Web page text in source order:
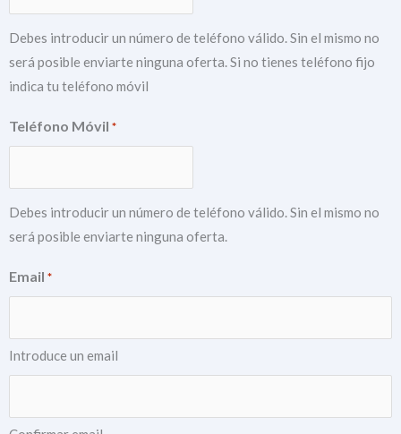
Debes introducir un número de teléfono válido. Sin el mismo no
será posible enviarte ninguna oferta. Si no tienes teléfono fijo
indica tu teléfono móvil
Teléfono Móvil *
Debes introducir un número de teléfono válido. Sin el mismo no
será posible enviarte ninguna oferta.
Email *
Introduce un email